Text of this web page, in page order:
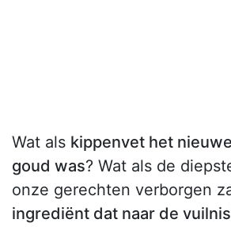
Wat als kippenvet het
goud was? Wat als de
onze gerechten verborgen
ingrediënt dat naar de